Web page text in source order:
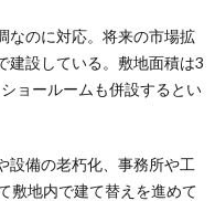
なのに対応。将来の市場拡
建設している。敷地面積は3
ョールームも併設するとい
設備の老朽化、事務所や工
敷地内で建て替えを進めて